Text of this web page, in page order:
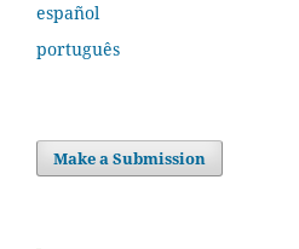
español
português
Make a Submission